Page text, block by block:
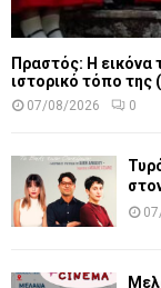
Πραστός: Η
ιστορικό τόπο της
07/08/2026 0